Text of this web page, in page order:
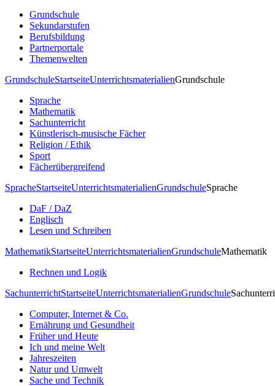
Grundschule
Sekundarstufen
Berufsbildung
Partnerportale
Themenwelten
GrundschuleStartseiteUnterrichtsmaterialienGrundschule
Sprache
Mathematik
Sachunterricht
Künstlerisch-musische Fächer
Religion / Ethik
Sport
Fächerübergreifend
SpracheStartseiteUnterrichtsmaterialienGrundschuleSprache
DaF / DaZ
Englisch
Lesen und Schreiben
MathematikStartseiteUnterrichtsmaterialienGrundschuleMathematik
Rechnen und Logik
SachunterrichtStartseiteUnterrichtsmaterialienGrundschule
Computer, Internet & Co.
Ernährung und Gesundheit
Früher und Heute
Ich und meine Welt
Jahreszeiten
Natur und Umwelt
Sache und Technik